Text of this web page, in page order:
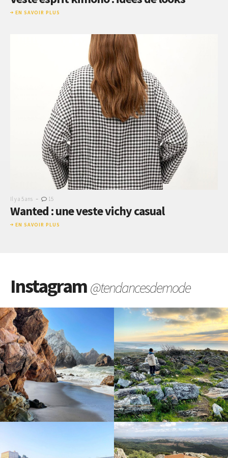
EN SAVOIR PLUS
Il y a 5 ans - 15
Wanted : une veste vichy casual
EN SAVOIR PLUS
Instagram@tendancesdemode